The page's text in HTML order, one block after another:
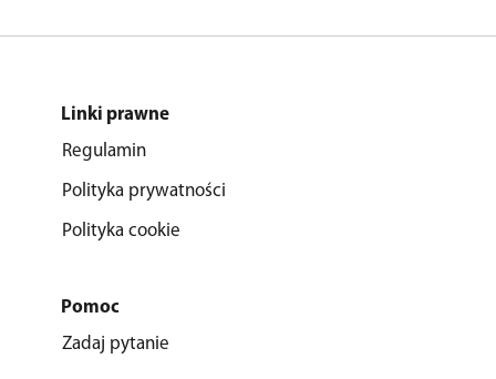
Linki prawne
Regulamin
Polityka prywatności
Polityka cookie
Pomoc
Zadaj pytanie